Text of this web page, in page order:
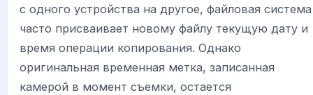
с одного устройства на другое, файловая система
часто присваивает новому файлу текущую дату и
время операции копирования. Однако
оригинальная временная метка, записанная
камерой в момент съемки, остается